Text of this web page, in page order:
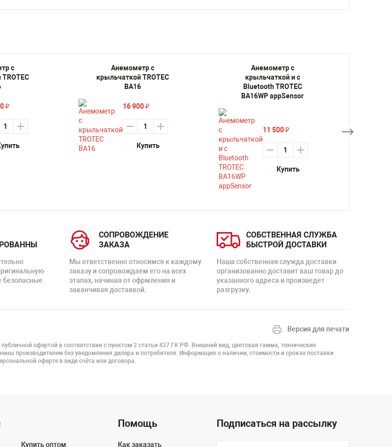
с
₽
Анемометр с
крыльчаткой TROTEC
BA16
16 900 ₽
Купить
Анемометр с
крыльчаткой и с
Bluetooth TROTEC
BA16WP appSensor
11 500 ₽
Купить
безопасные
СОПРОВОЖДЕНИЕ
ЗАКАЗА
Мы ответственно относимся к каждому
заказу и сопровождаем его на всех
этапах, начиная от офрмления и
заканчивая доставкой.
СОБСТВЕННАЯ СЛУЖБА
БЫСТРОЙ ДОСТАВКИ
Наша собственная служда доставки
организованно доставит ваш товар до
указанного адреса и произведет
разгрузку.
Версия для печати
офертой в соответствии с пунктом 2 статьи 437 ГК РФ. Внешний вид, цветовая гамма, технические
производителем без уведомления дилера и потребителя. Информация о наличии, стоимости и сроках поставки
оферте в виде счёта или договора.
Купить оптом
Помощь
Как заказать
Подписаться на рассылку